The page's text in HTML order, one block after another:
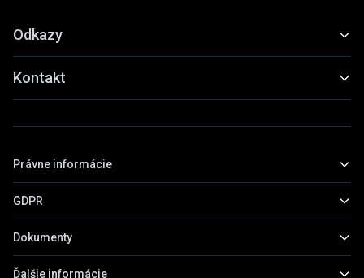
Odkazy
Funkcie
Ukážky
Stiahnuť
Kontakt
Praha, Česká republika
Právne informácie
Základné informácie
Zásady ochrany osobných údajov
GDPR
Všeobecné informácie
Dokumenty
Prehľad dokumentov
Ďalšie informácie